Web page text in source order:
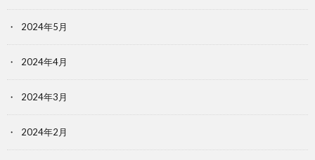
2024年5月
2024年4月
2024年3月
2024年2月